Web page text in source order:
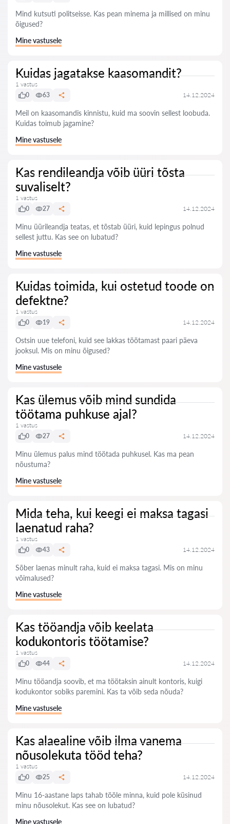
Mind kutsuti politseisse. Kas pean minema ja millised on minu
õigused?
Mine vastusele
Kuidas jagatakse kaasomandit?
1 vastus
0
63 14.12.2024
Meil on kaasomandis kinnistu, kuid ma soovin sellest loobuda.
Kuidas toimub jagamine?
Mine vastusele
Kas rendileandja võib üüri tõsta
suvaliselt?
1 vastus
0
27 14.12.2024
Minu üürileandja teatas, et tõstab üüri, kuid lepingus polnud
sellest juttu. Kas see on lubatud?
Mine vastusele
Kuidas toimida, kui ostetud toode on
defektne?
1 vastus
0
19 14.12.2024
Ostsin uue telefoni, kuid see lakkas töötamast paari päeva
jooksul. Mis on minu õigused?
Mine vastusele
Kas ülemus võib mind sundida
töötama puhkuse ajal?
1 vastus
0
27 14.12.2024
Minu ülemus palus mind töötada puhkusel. Kas ma pean
nõustuma?
Mine vastusele
Mida teha, kui keegi ei maksa tagasi
laenatud raha?
1 vastus
0
43 14.12.2024
Sõber laenas minult raha, kuid ei maksa tagasi. Mis on minu
võimalused?
Mine vastusele
Kas tööandja võib keelata
kodukontoris töötamise?
1 vastus
0
44 14.12.2024
Minu tööandja soovib, et ma töötaksin ainult kontoris, kuigi
kodukontor sobiks paremini. Kas ta võib seda nõuda?
Mine vastusele
Kas alaealine võib ilma vanema
nõusolekuta tööd teha?
1 vastus
0
25 14.12.2024
Minu 16-aastane laps tahab tööle minna, kuid pole küsinud
minu nõusolekut. Kas see on lubatud?
Mine vastusele